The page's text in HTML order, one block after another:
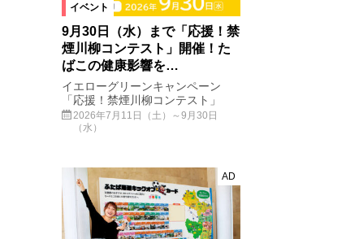
イベント
9月30日（水）まで「応援！禁
煙川柳コンテスト」開催！た
ばこの健康影響を…
イエローグリーンキャンペーン
「応援！禁煙川柳コンテスト」
2026年7月11日（土）～9月30日
（水）
AD